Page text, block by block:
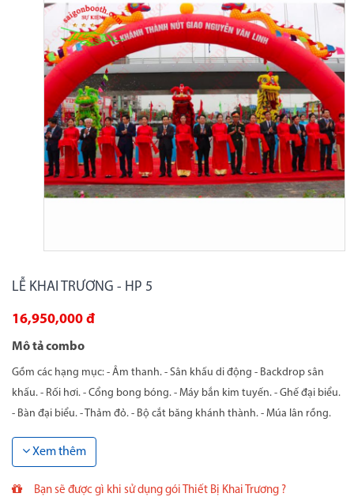
LỄ KHAI TRƯƠNG - HP 5
16,950,000 đ
Mô tả combo
Gồm các hạng mục: - Âm thanh. - Sân khấu di động - Backdrop sân
khấu. - Rối hơi. - Cổng bong bóng. - Máy bắn kim tuyến. - Ghế đại biểu.
- Bàn đại biểu. - Thảm đỏ. - Bộ cắt băng khánh thành. - Múa lân rồng.
Xem thêm
Bạn sẽ được gì khi sử dụng gói Thiết Bị Khai Trương ?